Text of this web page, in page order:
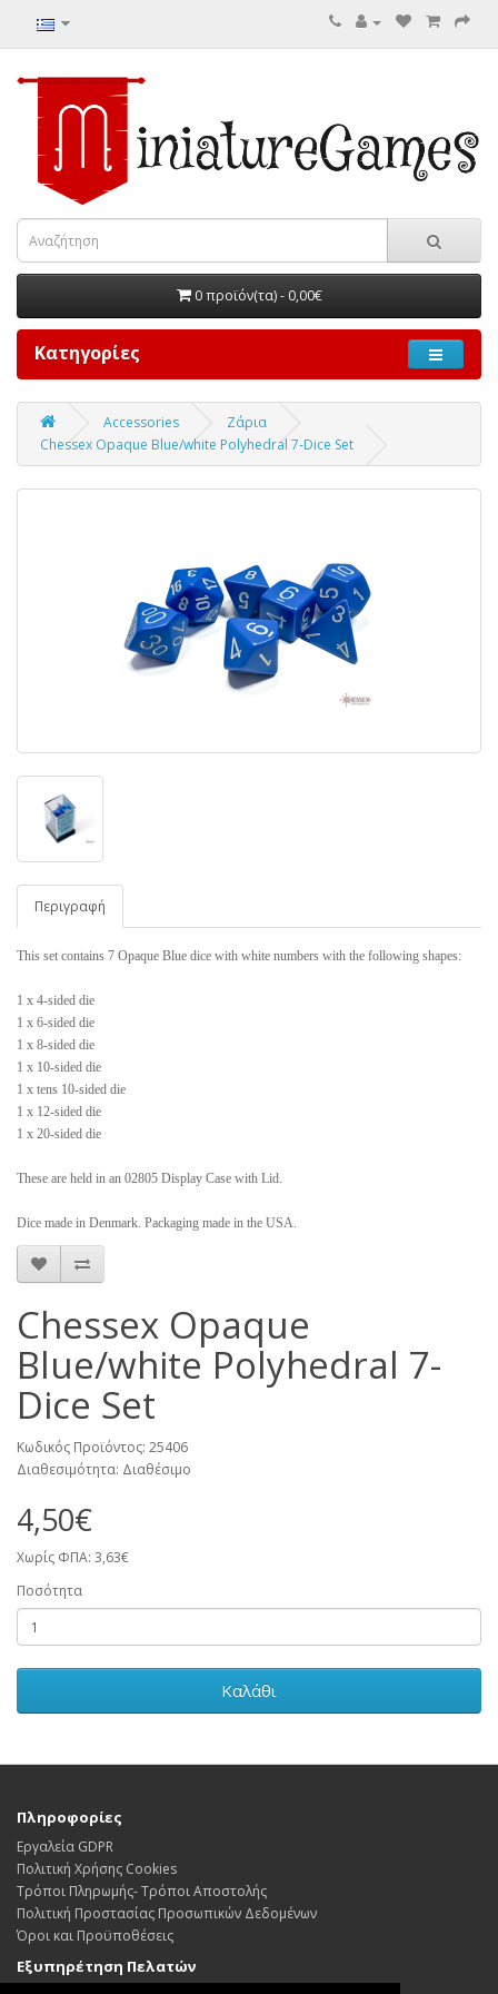
0 προϊόν(τα) - 0,00€
Κατηγορίες
Accessories
Ζάρια
Chessex Opaque Blue/white Polyhedral 7-Dice Set
Περιγραφή
This set contains 7 Opaque Blue dice with white numbers with the following shapes:
1 x 4-sided die
1 x 6-sided die
1 x 8-sided die
1 x 10-sided die
1 x tens 10-sided die
1 x 12-sided die
1 x 20-sided die
These are held in an 02805 Display Case with Lid.
Dice made in Denmark. Packaging made in the USA.
Chessex Opaque
Blue/white Polyhedral 7-
Dice Set
Κωδικός Προϊόντος: 25406
Διαθεσιμότητα: Διαθέσιμο
4,50€
Χωρίς ΦΠΑ: 3,63€
Ποσότητα
Καλάθι
Πληροφορίες
Εργαλεία GDPR
Πολιτική Χρήσης Cookies
Τρόποι Πληρωμής- Τρόποι Αποστολής
Πολιτική Προστασίας Προσωπικών Δεδoμένων
Όροι και Προϋποθέσεις
Εξυπηρέτηση Πελατών